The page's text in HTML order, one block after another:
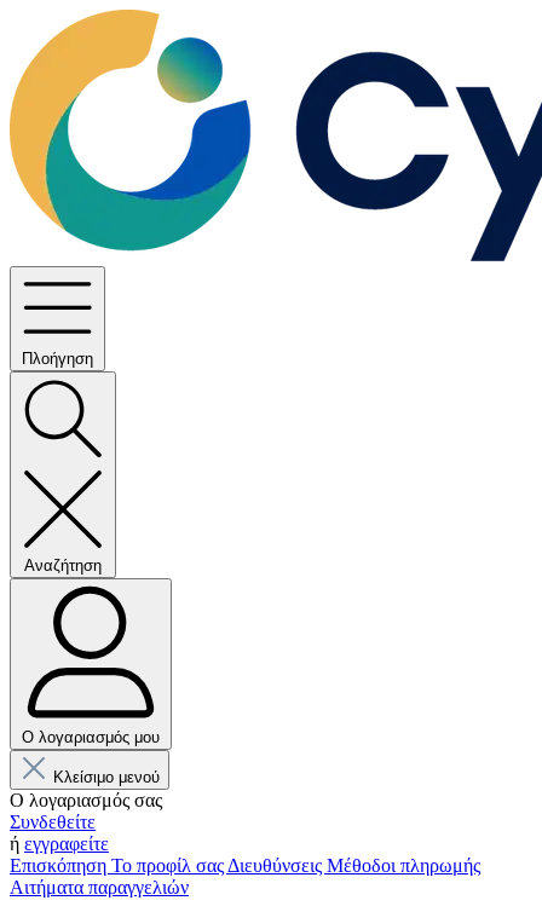
Πλοήγηση
Αναζήτηση
Ο λογαριασμός μου
Κλείσιμο μενού
Ο λογαριασμός σας
Συνδεθείτε
ή εγγραφείτε
Επισκόπηση Το προφίλ σας Διευθύνσεις Μέθοδοι πληρωμής
Αιτήματα παραγγελιών